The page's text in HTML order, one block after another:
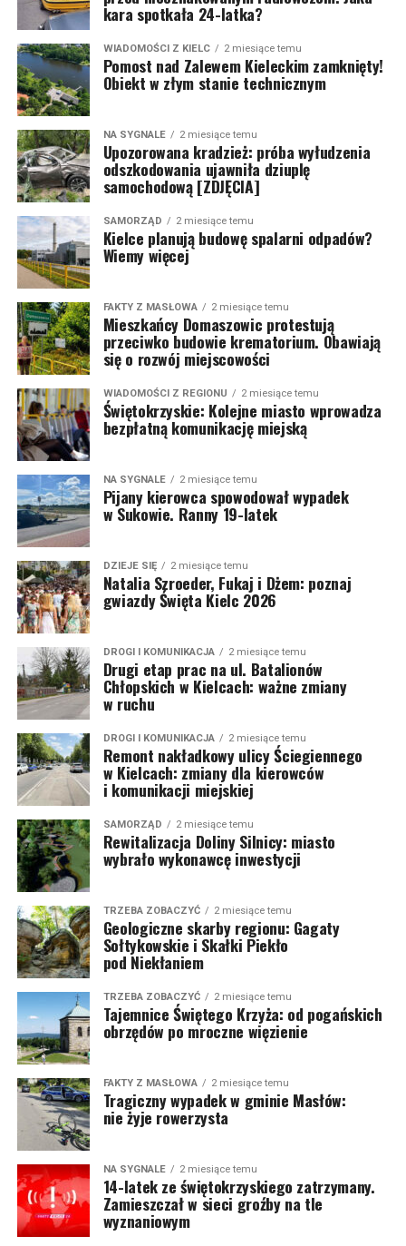
kara spotkała 24-latka?
WIADOMOŚCI Z KIELC 2 miesiące temu
Pomost nad Zalewem Kieleckim zamknięty!
Obiekt w złym stanie technicznym
NA SYGNALE 2 miesiące temu
Upozorowana kradzież: próba wyłudzenia
odszkodowania ujawniła dziuplę
samochodową [ZDJĘCIA]
SAMORZĄD 2 miesiące temu
Kielce planują budowę spalarni odpadów?
Wiemy więcej
FAKTY Z MASŁOWA 2 miesiące temu
Mieszkańcy Domaszowic protestują
przeciwko budowie krematorium. Obawiają
się o rozwój miejscowości
WIADOMOŚCI Z REGIONU 2 miesiące temu
Świętokrzyskie: Kolejne miasto wprowadza
bezpłatną komunikację miejską
NA SYGNALE 2 miesiące temu
Pijany kierowca spowodował wypadek
w Sukowie. Ranny 19-latek
DZIEJE SIĘ 2 miesiące temu
Natalia Szroeder, Fukaj i Dżem: poznaj
gwiazdy Święta Kielc 2026
DROGI I KOMUNIKACJA 2 miesiące temu
Drugi etap prac na ul. Batalionów
Chłopskich w Kielcach: ważne zmiany
w ruchu
DROGI I KOMUNIKACJA 2 miesiące temu
Remont nakładkowy ulicy Ściegiennego
w Kielcach: zmiany dla kierowców
i komunikacji miejskiej
SAMORZĄD 2 miesiące temu
Rewitalizacja Doliny Silnicy: miasto
wybrało wykonawcę inwestycji
TRZEBA ZOBACZYĆ 2 miesiące temu
Geologiczne skarby regionu: Gagaty
Sołtykowskie i Skałki Piekło
pod Niekłaniem
TRZEBA ZOBACZYĆ 2 miesiące temu
Tajemnice Świętego Krzyża: od pogańskich
obrzędów po mroczne więzienie
FAKTY Z MASŁOWA 2 miesiące temu
Tragiczny wypadek w gminie Masłów:
nie żyje rowerzysta
NA SYGNALE 2 miesiące temu
14-latek ze świętokrzyskiego zatrzymany.
Zamieszczał w sieci groźby na tle
wyznaniowym